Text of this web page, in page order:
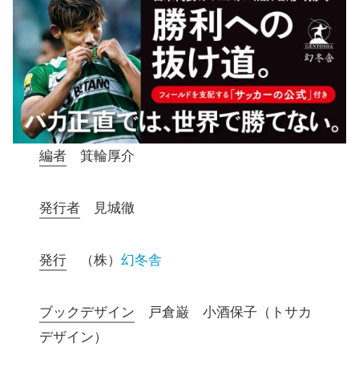
編者 箕輪厚介
発行者 見城徹
発行 （株）幻冬舎
ブックデザイン 戸倉巌 小酒保子（トサカ
デザイン）